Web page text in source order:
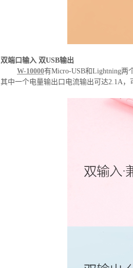
双端口输入 双USB输出
W-10000有Micro-USB和Lightning两
其中一个电量输出口电流输出可达2.1A